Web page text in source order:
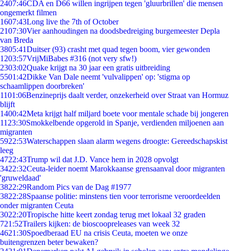
2407:46CDA en D66 willen ingrijpen tegen 'gluurbrillen' die mensen
ongemerkt filmen
1607:43Long live the 7th of October
2107:30Vier aanhoudingen na doodsbedreiging burgemeester Depla
van Breda
3805:41Duitser (93) crasht met quad tegen boom, vier gewonden
1203:57VrijMiBabes #316 (not very sfw!)
2303:02Quake krijgt na 30 jaar een gratis uitbreiding
5501:42Dikke Van Dale neemt 'vulvalippen' op: 'stigma op
schaamlippen doorbreken'
1101:06Benzineprijs daalt verder, onzekerheid over Straat van Hormuz
blijft
1400:42Meta krijgt half miljard boete voor mentale schade bij jongeren
11 23:30Smokkelbende opgerold in Spanje, verdienden miljoenen aan
migranten
5922:53Waterschappen slaan alarm wegens droogte: Gereedschapskist
leeg
4722:43Trump wil dat J.D. Vance hem in 2028 opvolgt
3422:32Ceuta-leider noemt Marokkaanse grensaanval door migranten
'gruweldaad'
3822:29Random Pics van de Dag #1977
3822:28Spaanse politie: minstens tien voor terrorisme veroordeelden
onder migranten Ceuta
3022:20Tropische hitte keert zondag terug met lokaal 32 graden
721:52Trailers kijken: de bioscoopreleases van week 32
4621:30Spoedberaad EU na crisis Ceuta, moeten we onze
buitengrenzen beter bewaken?